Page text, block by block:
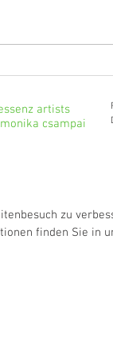
artists
csampai
zu
finden Sie in